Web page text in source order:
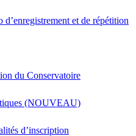
d’enregistrement et de répétition
du Conservatoire
(NOUVEAU)
d’inscription